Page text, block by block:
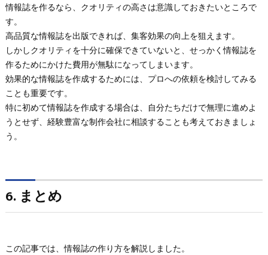
情報誌を作るなら、クオリティの高さは意識しておきたいところで
す。
高品質な情報誌を出版できれば、集客効果の向上を狙えます。
しかしクオリティを十分に確保できていないと、せっかく情報誌を
作るためにかけた費用が無駄になってしまいます。
効果的な情報誌を作成するためには、プロへの依頼を検討してみる
ことも重要です。
特に初めて情報誌を作成する場合は、自分たちだけで無理に進めよ
うとせず、経験豊富な制作会社に相談することも考えておきましょ
う。
6. まとめ
この記事では、情報誌の作り方を解説しました。